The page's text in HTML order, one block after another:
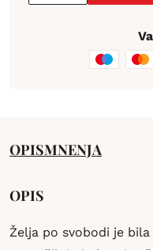
OPISMNENJA
OPIS
Želja po svobodi je